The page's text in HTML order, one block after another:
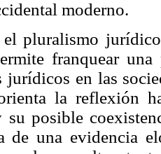
moderno.
pluralismo
franquear
jurídicos en las
la reflexión
posible
de una evidencia